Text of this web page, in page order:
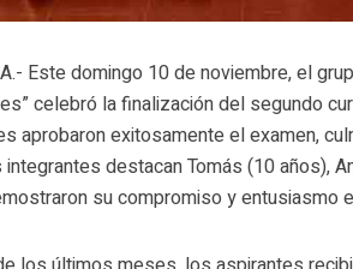
Este domingo 10 de noviembre, el
celebró la finalización del segundo
aprobaron exitosamente el examen,
destacan Tomás (10 años),
su compromiso y entusiasmo